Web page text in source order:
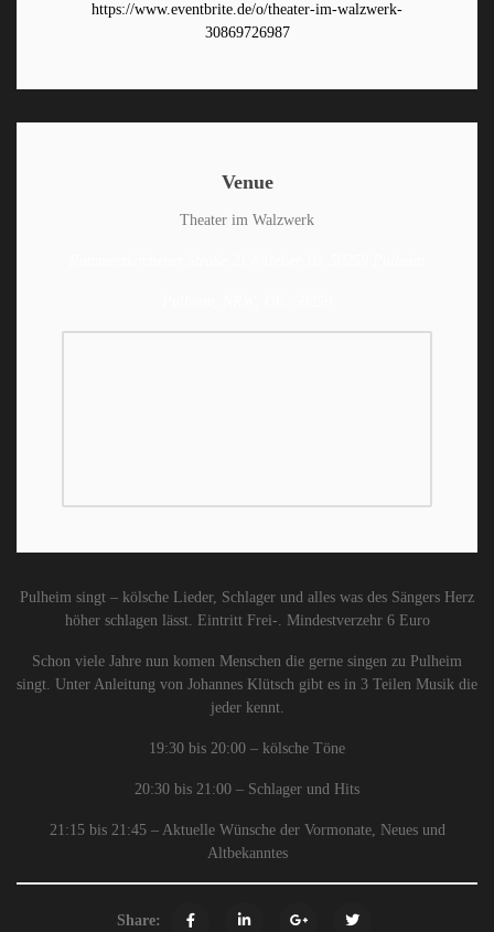
https://www.eventbrite.de/o/theater-im-walzwerk-
30869726987
Venue
Theater im Walzwerk
Pulheim singt – kölsche Lieder, Schlager und alles was des Sängers Herz
höher schlagen lässt. Eintritt Frei-. Mindestverzehr 6 Euro
Schon viele Jahre nun komen Menschen die gerne singen zu Pulheim
singt. Unter Anleitung von Johannes Klütsch gibt es in 3 Teilen Musik die
jeder kennt.
19:30 bis 20:00 – kölsche Töne
20:30 bis 21:00 – Schlager und Hits
21:15 bis 21:45 – Aktuelle Wünsche der Vormonate, Neues und
Altbekanntes
Share: